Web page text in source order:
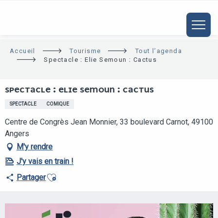
Accueil Tourisme
Tout l’agenda
Spectacle : Elie Semoun : Cactus
SPECTACLE : ELIE SEMOUN : CACTUS
SPECTACLE COMIQUE
Centre de Congrès Jean Monnier, 33 boulevard Carnot, 49100
Angers
M'y rendre
J'y vais en train !
PartagerAjouter aux favoris